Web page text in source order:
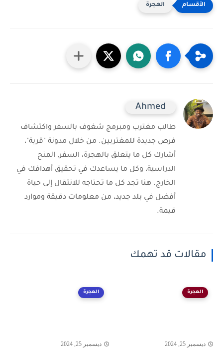
الهجرة
Ahmed
طالب مغترب ومبرمج شغوف بالسفر واكتشاف
فرص جديدة للمغتربين. من خلال مدونة "قربة"،
أشارك كل ما يتعلق بالهجرة، السفر، المنح
الدراسية، وكل ما يساعدك في تحقيق أهدافك في
الخارج. هنا تجد كل ما تحتاجه للانتقال إلى حياة
أفضل في بلد جديد، من معلومات دقيقة وموارد
قيمة.
مقالات قد تهمك
الهجرة
ديسمبر 25, 2024
الهجرة
ديسمبر 25, 2024